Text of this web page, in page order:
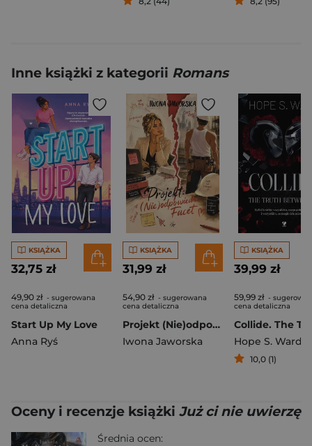
Inne książki z kategorii Romans
KSIĄŻKA
32,75 zł
49,90 zł - sugerowana
cena detaliczna
Start Up My Love
Anna Ryś
KSIĄŻKA
31,99 zł
54,90 zł - sugerowana
cena detaliczna
Projekt (Nie)odpowiedni facet
Iwona Jaworska
KSIĄŻKA
39,99 zł
59,99 zł -
cena detaliczna
Hope S. Ward
10,0 (1)
Oceny i recenzje książki Już ci nie uwierzę
Średnia ocen: